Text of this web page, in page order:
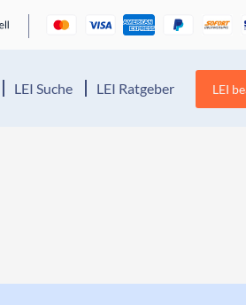
LEI Suche LEI Ratgeber LEI